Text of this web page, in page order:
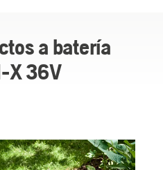
a batería
X 36V